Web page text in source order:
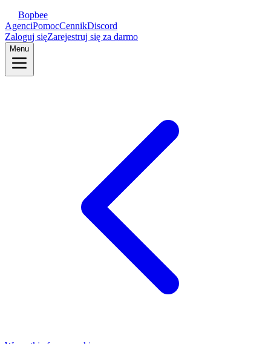
Bopbee
AgenciPomocCennikDiscord
Zaloguj sięZarejestruj się za darmo
Menu